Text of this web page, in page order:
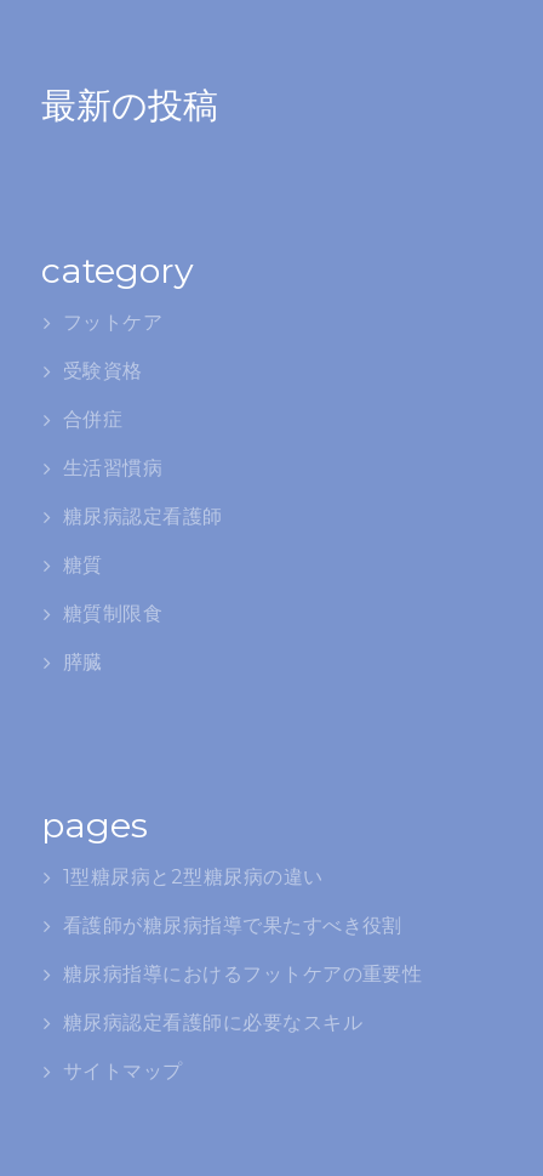
最新の投稿
category
フットケア
受験資格
合併症
生活習慣病
糖尿病認定看護師
糖質
糖質制限食
膵臓
pages
1型糖尿病と2型糖尿病の違い
看護師が糖尿病指導で果たすべき役割
糖尿病指導におけるフットケアの重要性
糖尿病認定看護師に必要なスキル
サイトマップ